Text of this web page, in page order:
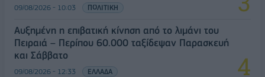
09/08/2026 - 10:03 ΠΟΛΙΤΙΚΗ
Αυξημένη η επιβατική κίνηση από το λιμάνι του
Πειραιά – Περίπου 60.000 ταξίδεψαν Παρασκευή
και Σάββατο
09/08/2026 - 12:33 ΕΛΛΑΔΑ